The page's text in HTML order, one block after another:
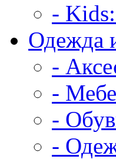
-
Одежда
-
-
-
-